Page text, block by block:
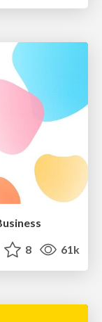
8 61k